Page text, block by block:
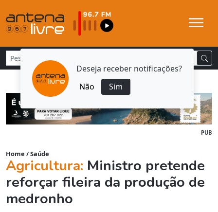
Deseja receber notificações?
Não
Sim
PUB
Home /Saúde
Agricultura: Ministro pretende
reforçar fileira da produção de
medronho